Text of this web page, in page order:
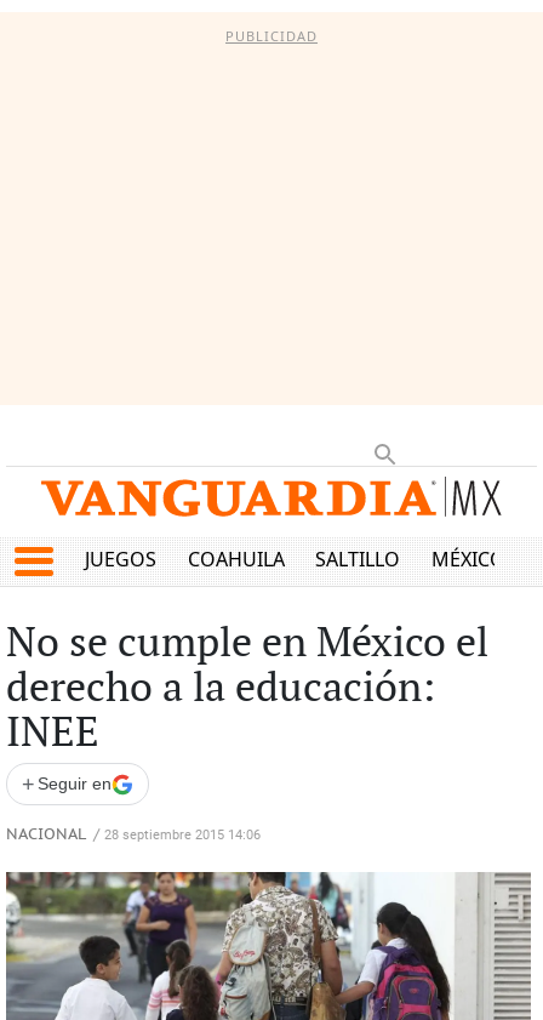
PUBLICIDAD
JUEGOS COAHUILA SALTILLO MÉXICO
No se cumple en México el
derecho a la educación:
INEE
+ Seguir en
NACIONAL / 28 septiembre 2015 14:06